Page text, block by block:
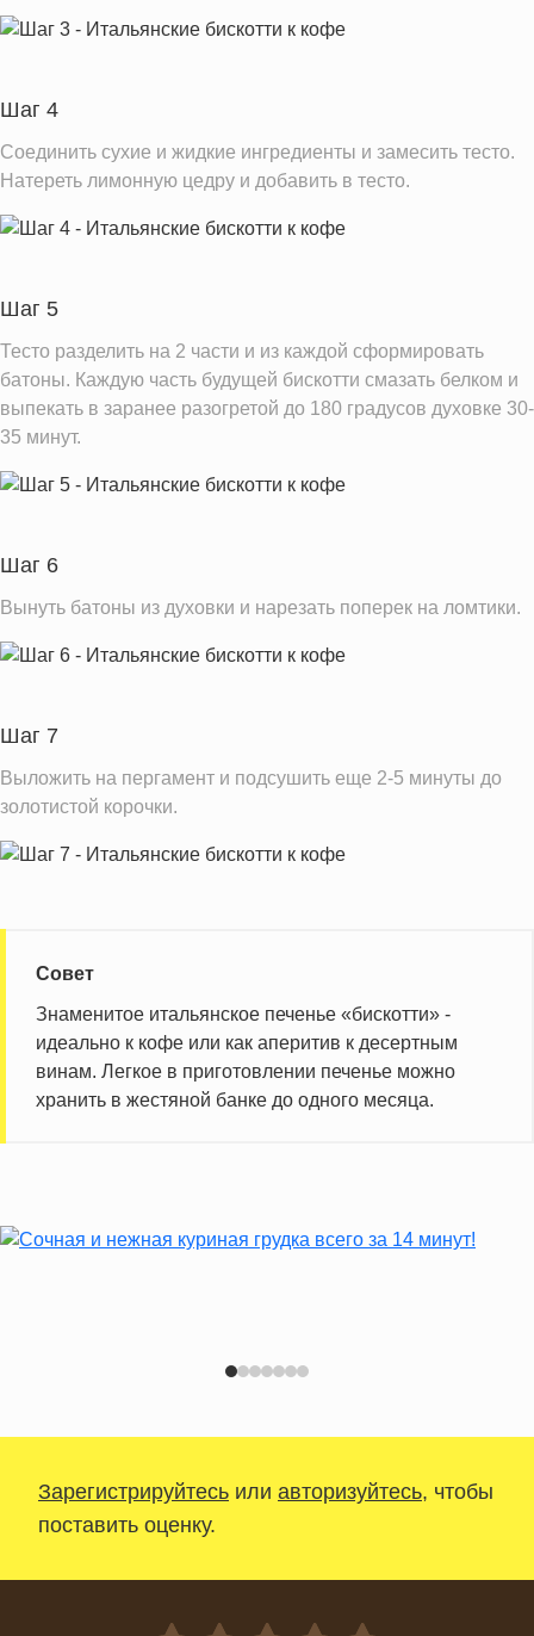
Шаг 4
Соединить сухие и жидкие ингредиенты и замесить тесто.
Натереть лимонную цедру и добавить в тесто.
Шаг 5
Тесто разделить на 2 части и из каждой сформировать
батоны. Каждую часть будущей бискотти смазать белком и
выпекать в заранее разогретой до 180 градусов духовке 30-
35 минут.
Шаг 6
Вынуть батоны из духовки и нарезать поперек на ломтики.
Шаг 7
Выложить на пергамент и подсушить еще 2-5 минуты до
золотистой корочки.
Совет
Знаменитое итальянское печенье «бискотти» -
идеально к кофе или как аперитив к десертным
винам. Легкое в приготовлении печенье можно
хранить в жестяной банке до одного месяца.
Зарегистрируйтесь или авторизуйтесь, чтобы
поставить оценку.